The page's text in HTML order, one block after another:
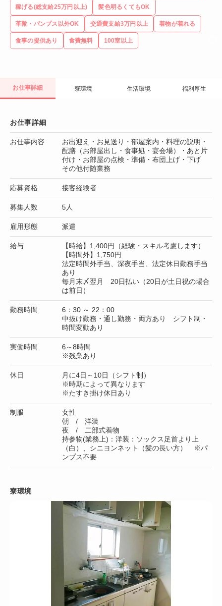
稼げる(総支給25万円以上) 髪色明るくてもOK
革靴・パンプス以外OK 交通費支給3万円以上 着物が着れる
食事の提供あり 食費無料 100室以上
お仕事詳細 寮環境 生活環境 福利厚生
お仕事詳細
お仕事内容
お出迎え・お見送り・部屋案内・料理の説明・
配膳（お部屋出し・食事処・宴会場）・あと片
付け・お部屋の点検・準備・布団上げ・下げ
その他付随業務
応募資格 接客経験者
募集人数 5人
雇用形態 派遣
給与
【時給】1,400円（経験・スキル考慮します）
【時間外】1,750円
法定時間外手当、深夜手当、法定休日勤務手当
あり
毎月末〆翌月 20日払い（20日が土日祝の場合
は前日）
勤務時間
6：30 ～ 22：00
中抜け勤務・通し勤務・両方あり シフト制・
時間変動あり
実働時間
6～8時間
※残業あり
休日
月に4日～10日（シフト制）
※時期によって異なります
※たすき掛け休日あり
制服
女性
朝 / 洋装
夜 / 二部式着物
持参物(業務上)：洋装：ソックス足首より上
（白）、シニヨンネット（髪の長い方） ※パ
ンプス不要
寮環境